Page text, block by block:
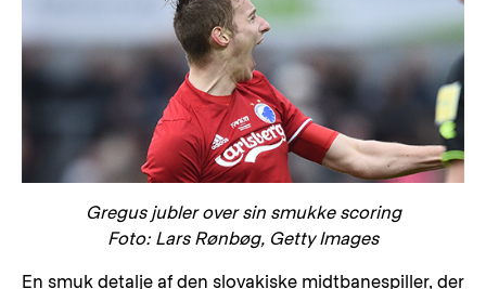
Gregus jubler over sin smukke scoring
Foto: Lars Rønbøg, Getty Images
En smuk detalje af den slovakiske midtbanespiller, der